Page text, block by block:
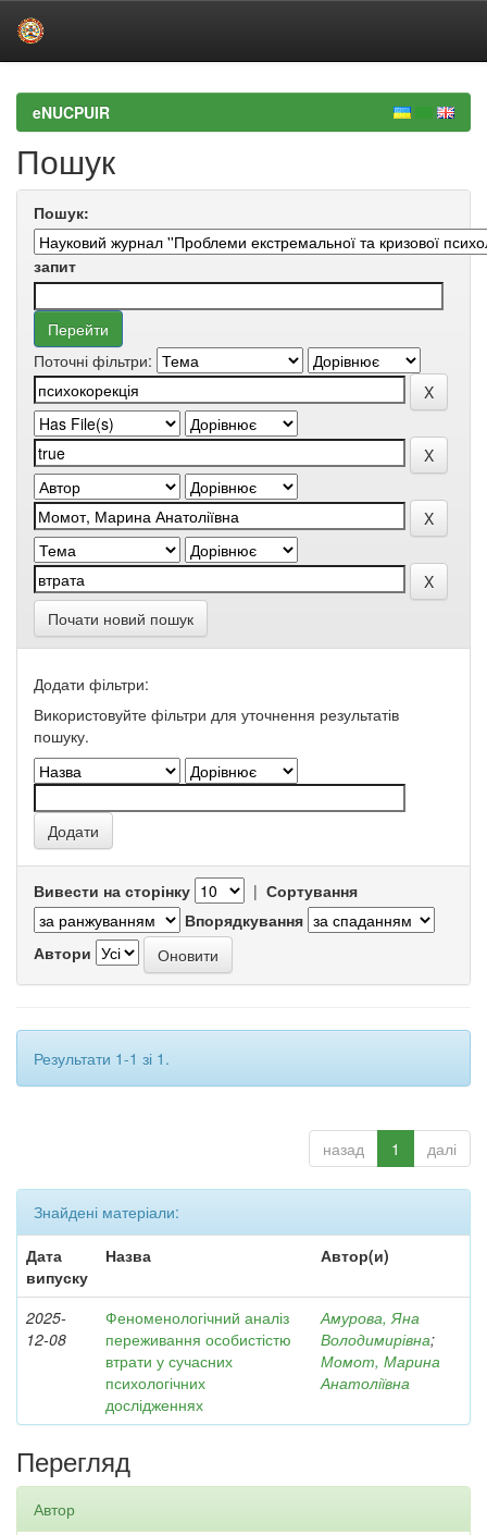
navigationeNUCPUIR
Пошук
Пошук:
запит
Поточні фільтри:
Почати новий пошук
Додати фільтри:
Використовуйте фільтри для уточнення результатів
пошуку.
Вивести на сторінку | Сортування
Впорядкування
Автори
Результати 1-1 зі 1.
назад 1 далі
Знайдені матеріали:
Дата
випуску
Назва Автор(и)
2025-
12-08
Феноменологічний аналіз
переживання особистістю
втрати у сучасних
психологічних
дослідженнях
Амурова, Яна
Володимирівна;
Момот, Марина
Анатоліївна
Перегляд
Автор